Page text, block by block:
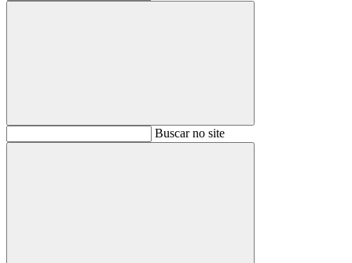
BuscarBuscar no site